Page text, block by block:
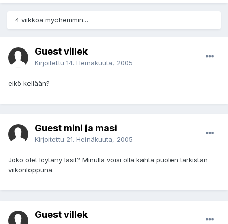
4 viikkoa myöhemmin...
Guest villek
Kirjoitettu 14. Heinäkuuta, 2005
eikö kellään?
Guest mini ja masi
Kirjoitettu 21. Heinäkuuta, 2005
Joko olet löytäny lasit? Minulla voisi olla kahta puolen tarkistan
viikonloppuna.
Guest villek